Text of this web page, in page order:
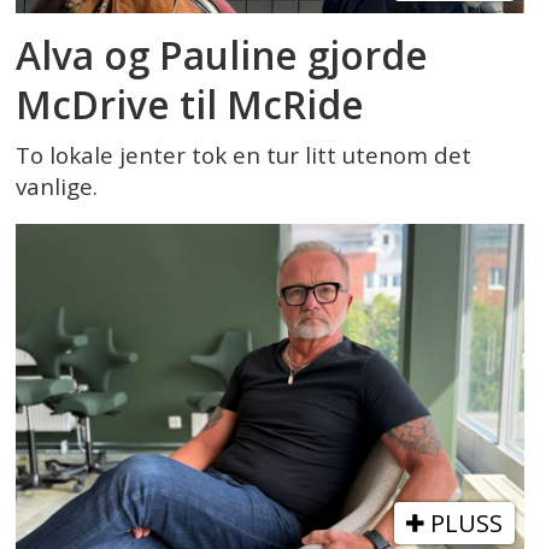
Alva og Pauline gjorde
McDrive til McRide
To lokale jenter tok en tur litt utenom det
vanlige.
PLUSS